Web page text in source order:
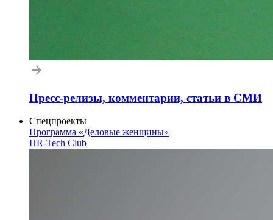
Пресс-релизы, комментарии, статьи в СМИ
Спецпроекты
Программа «Деловые женщины»
HR-Tech Club